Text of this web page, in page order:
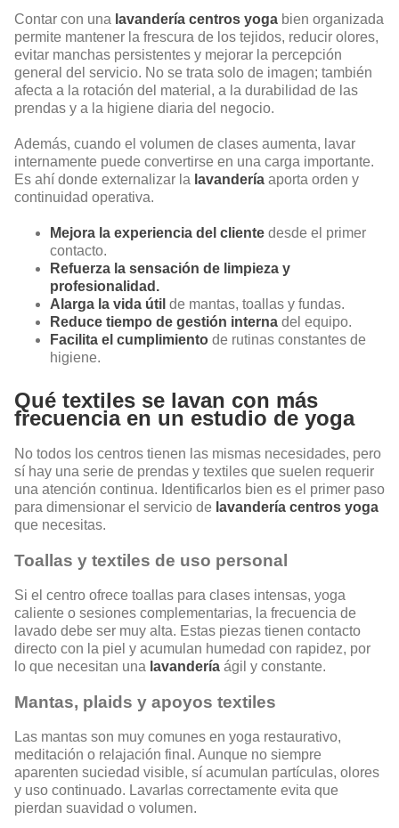
Contar con una lavandería centros yoga bien organizada
permite mantener la frescura de los tejidos, reducir olores,
evitar manchas persistentes y mejorar la percepción
general del servicio. No se trata solo de imagen; también
afecta a la rotación del material, a la durabilidad de las
prendas y a la higiene diaria del negocio.
Además, cuando el volumen de clases aumenta, lavar
internamente puede convertirse en una carga importante.
Es ahí donde externalizar la lavandería aporta orden y
continuidad operativa.
Mejora la experiencia del cliente desde el primer
contacto.
Refuerza la sensación de limpieza y
profesionalidad.
Alarga la vida útil de mantas, toallas y fundas.
Reduce tiempo de gestión interna del equipo.
Facilita el cumplimiento de rutinas constantes de
higiene.
Qué textiles se lavan con más
frecuencia en un estudio de yoga
No todos los centros tienen las mismas necesidades, pero
sí hay una serie de prendas y textiles que suelen requerir
una atención continua. Identificarlos bien es el primer paso
para dimensionar el servicio de lavandería centros yoga
que necesitas.
Toallas y textiles de uso personal
Si el centro ofrece toallas para clases intensas, yoga
caliente o sesiones complementarias, la frecuencia de
lavado debe ser muy alta. Estas piezas tienen contacto
directo con la piel y acumulan humedad con rapidez, por
lo que necesitan una lavandería ágil y constante.
Mantas, plaids y apoyos textiles
Las mantas son muy comunes en yoga restaurativo,
meditación o relajación final. Aunque no siempre
aparenten suciedad visible, sí acumulan partículas, olores
y uso continuado. Lavarlas correctamente evita que
pierdan suavidad o volumen.